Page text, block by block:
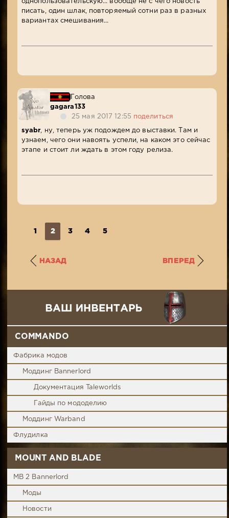
однопользовательскую... вообще не с чего новость
писать, один шлак, повторяемый сотни раз в разных
вариантах смешивания...
Голова
gagara133
25 мая 2017 12:55
поделиться
syabr, ну, теперь уж подождем до выставки. Там и
узнаем, чего они навоять успели, на каком это сейчас
этапе и стоит ли ждать в этом году релиза.
1 2 3 4 5
НАЗАД ВПЕРЕД
COMMANDO
Фабрика модов
Моддинг Bannerlord
Документация Taleworlds
Гайды по мододелию
Моддинг Warband
Флудилка
MOUNT AND BLADE
MB 2 Bannerlord
Моды
Новости